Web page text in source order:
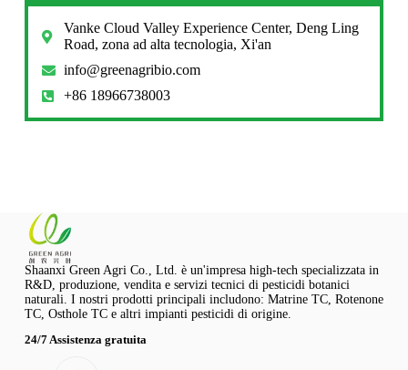
Vanke Cloud Valley Experience Center, Deng Ling
Road, zona ad alta tecnologia, Xi'an
info@greenagribio.com
+86 18966738003
Shaanxi Green Agri Co., Ltd. è un'impresa high-tech specializzata in
R&D, produzione, vendita e servizi tecnici di pesticidi botanici
naturali. I nostri prodotti principali includono: Matrine TC, Rotenone
TC, Osthole TC e altri impianti pesticidi di origine.
24/7 Assistenza gratuita